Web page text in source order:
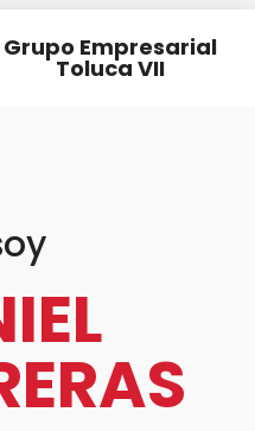
Grupo Empresarial
Toluca VII